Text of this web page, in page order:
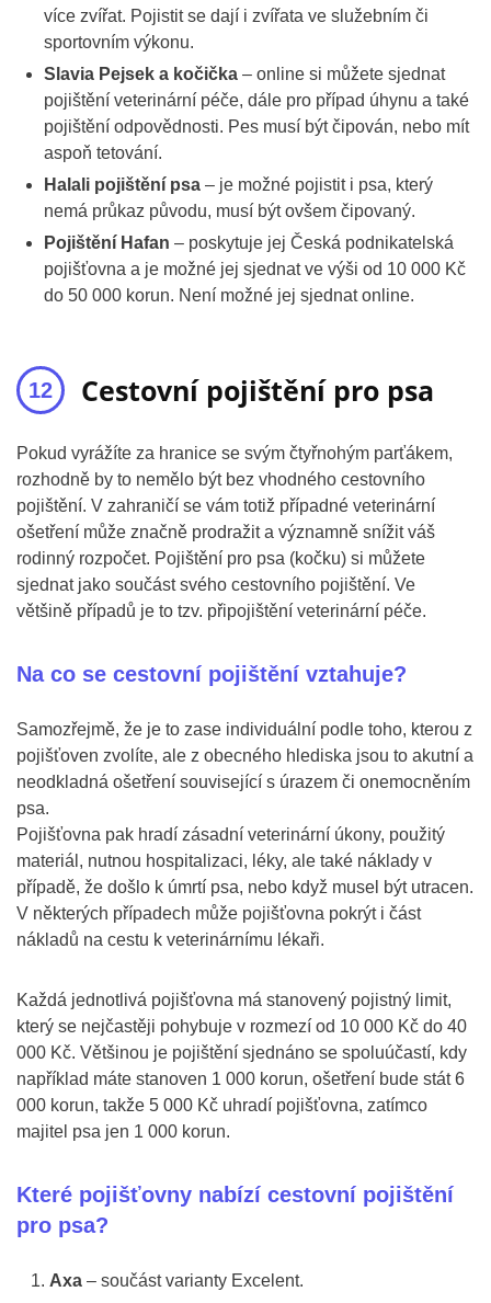
více zvířat. Pojistit se dají i zvířata ve služebním či
sportovním výkonu.
Slavia Pejsek a kočička – online si můžete sjednat
pojištění veterinární péče, dále pro případ úhynu a také
pojištění odpovědnosti. Pes musí být čipován, nebo mít
aspoň tetování.
Halali pojištění psa – je možné pojistit i psa, který
nemá průkaz původu, musí být ovšem čipovaný.
Pojištění Hafan – poskytuje jej Česká podnikatelská
pojišťovna a je možné jej sjednat ve výši od 10 000 Kč
do 50 000 korun. Není možné jej sjednat online.
Cestovní pojištění pro psa
Pokud vyrážíte za hranice se svým čtyřnohým parťákem,
rozhodně by to nemělo být bez vhodného cestovního
pojištění. V zahraničí se vám totiž případné veterinární
ošetření může značně prodražit a významně snížit váš
rodinný rozpočet. Pojištění pro psa (kočku) si můžete
sjednat jako součást svého cestovního pojištění. Ve
většině případů je to tzv. připojištění veterinární péče.
Na co se cestovní pojištění vztahuje?
Samozřejmě, že je to zase individuální podle toho, kterou z
pojišťoven zvolíte, ale z obecného hlediska jsou to akutní a
neodkladná ošetření související s úrazem či onemocněním
psa.
Pojišťovna pak hradí zásadní veterinární úkony, použitý
materiál, nutnou hospitalizaci, léky, ale také náklady v
případě, že došlo k úmrtí psa, nebo když musel být utracen.
V některých případech může pojišťovna pokrýt i část
nákladů na cestu k veterinárnímu lékaři.
Každá jednotlivá pojišťovna má stanovený pojistný limit,
který se nejčastěji pohybuje v rozmezí od 10 000 Kč do 40
000 Kč. Většinou je pojištění sjednáno se spoluúčastí, kdy
například máte stanoven 1 000 korun, ošetření bude stát 6
000 korun, takže 5 000 Kč uhradí pojišťovna, zatímco
majitel psa jen 1 000 korun.
Které pojišťovny nabízí cestovní pojištění
pro psa?
Axa – součást varianty Excelent.